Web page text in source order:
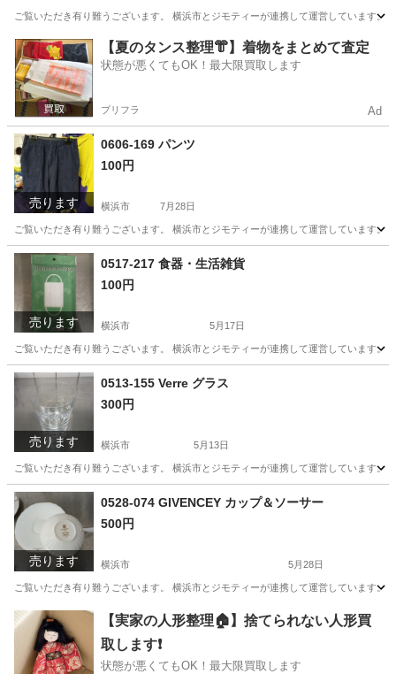
ご覧いただき有り難うございます。 横浜市とジモティーが連携して運営していま
神奈川 横浜市 収納家具 リユース
【夏のタンス整理👘】着物をまとめて査定
状態が悪くてもOK！最大限買取します
プリフラ Ad
売ります
0606-169 パンツ
100円
横浜市 7月28日
ご覧いただき有り難うございます。 横浜市とジモティーが連携して運営していま
神奈川 横浜市 リユース
売ります
0517-217 食器・生活雑貨
100円
横浜市 5月17日
ご覧いただき有り難うございます。 横浜市とジモティーが連携して運営していま
神奈川 横浜市 リユース
売ります
0513-155 Verre グラス
300円
横浜市 5月13日
ご覧いただき有り難うございます。 横浜市とジモティーが連携して運営していま
神奈川 横浜市
売ります
0528-074 GIVENCEY カップ＆ソーサー
500円
横浜市 5月28日
ご覧いただき有り難うございます。 横浜市とジモティーが連携して運営していま
神奈川 横浜市 食器 リユース
【実家の人形整理🏠】捨てられない人形買
取します❗️
状態が悪くてもOK！最大限買取します